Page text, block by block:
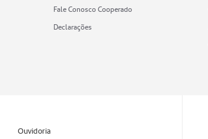
Fale Conosco Cooperado
Declarações
Ouvidoria